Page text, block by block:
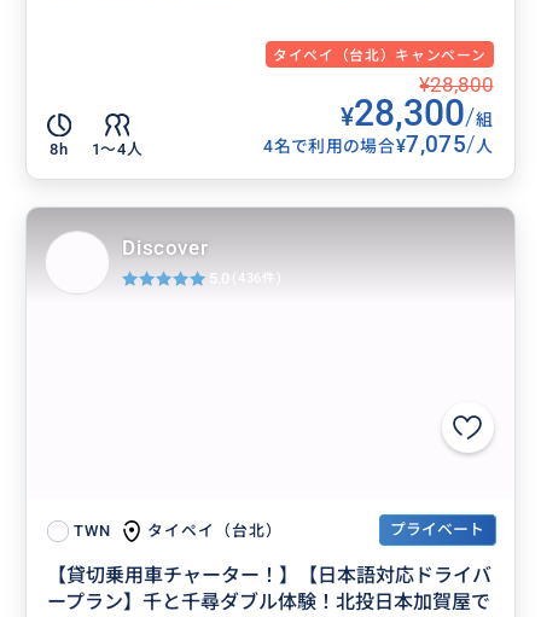
タイペイ（台北）キャンペーン
8h 1〜4人
¥28,800
¥28,300/組
4名で利用の場合¥7,075/人
TWN タイペイ（台北） プライベート
【貸切乗用車チャーター！】【日本語対応ドライバ
ープラン】千と千尋ダブル体験！北投日本加賀屋で
Discover
5.0 (436件)